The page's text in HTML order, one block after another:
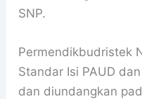
SNP.
Permendikbudristek
Standar Isi PAUD
dan diundangkan